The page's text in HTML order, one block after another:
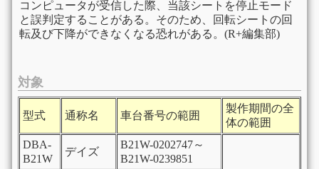
コンピュータが受信した際、当該シートを停止モード
と誤判定することがある。そのため、回転シートの回
転及び下降ができなくなる恐れがある。(R+編集部)
対象
型式 通称名 車台番号の範囲
製作期間の全
体の範囲
DBA-
B21W
デイズ
B21W-0202747～
B21W-0239851